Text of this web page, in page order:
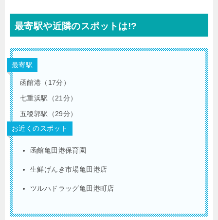
最寄駅や近隣のスポットは!?
最寄駅
函館港（17分）
七重浜駅（21分）
五稜郭駅（29分）
お近くのスポット
函館亀田港保育園
生鮮げんき市場亀田港店
ツルハドラッグ亀田港町店